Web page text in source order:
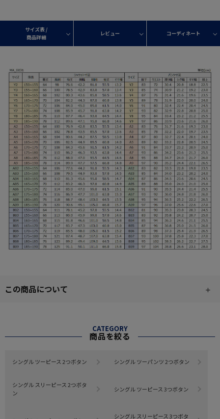
サイズ表 /
商品詳細
レビュー コーディネート
この商品について
CATEGORY
商品を絞る
シングル ツーピース 2つボタン シングル ツーパンツ 2つボタン
シングル スリーピース 2つボタ
ン
シングル ツーピース 3つボタン
シングル スリーピース 3つボタ